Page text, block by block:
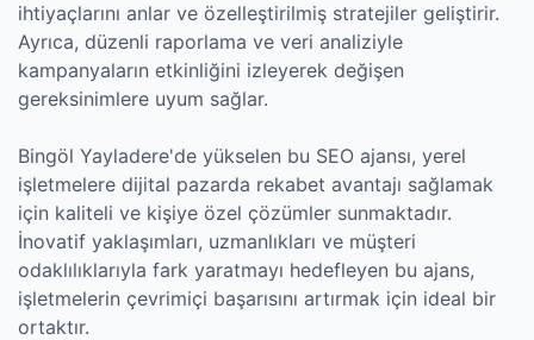
ihtiyaçlarını anlar ve özelleştirilmiş stratejiler geliştirir.
Ayrıca, düzenli raporlama ve veri analiziyle
kampanyaların etkinliğini izleyerek değişen
gereksinimlere uyum sağlar.
Bingöl Yayladere'de yükselen bu SEO ajansı, yerel
işletmelere dijital pazarda rekabet avantajı sağlamak
için kaliteli ve kişiye özel çözümler sunmaktadır.
İnovatif yaklaşımları, uzmanlıkları ve müşteri
odaklılıklarıyla fark yaratmayı hedefleyen bu ajans,
işletmelerin çevrimiçi başarısını artırmak için ideal bir
ortaktır.